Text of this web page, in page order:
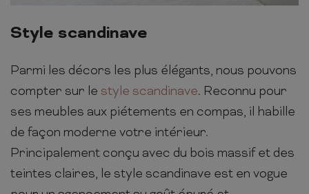
Style scandinave
Parmi les décors les plus élégants, nous pouvons
compter sur le style scandinave. Reconnu pour
ses meubles aux piétements en compas, il habille
de façon moderne votre intérieur.
Principalement conçu avec du bois massif et des
teintes claires, le style scandinave est en vogue